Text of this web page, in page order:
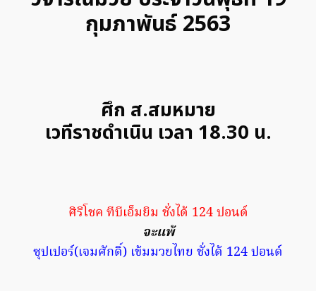
กุมภาพันธ์ 2563
ศึก ส.สมหมาย
เวทีราชดำเนิน เวลา 18.30 น.
ศิริโชค ทีบีเอ็มยิม ชั่งได้ 124 ปอนด์
จะแพ้
ซุปเปอร์(เจมศักดิ์) เข้มมวยไทย ชั่งได้ 124 ปอนด์